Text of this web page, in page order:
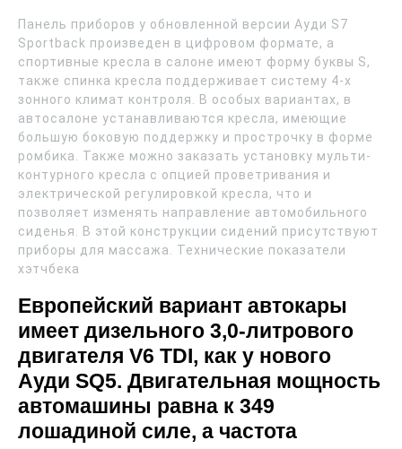
Панель приборов у обновленной версии Ауди S7
Sportback произведен в цифровом формате, а
спортивные кресла в салоне имеют форму буквы S,
также спинка кресла поддерживает систему 4-х
зонного климат контроля. В особых вариантах, в
автосалоне устанавливаются кресла, имеющие
большую боковую поддержку и прострочку в форме
ромбика. Также можно заказать установку мульти-
контурного кресла с опцией проветривания и
электрической регулировкой кресла, что и
позволяет изменять направление автомобильного
сиденья. В этой конструкции сидений присутствуют
приборы для массажа. Технические показатели
хэтчбека
Европейский вариант автокары
имеет дизельного 3,0-литрового
двигателя V6 TDI, как у нового
Ауди SQ5. Двигательная мощность
автомашины равна к 349
лошадиной силе, а частота